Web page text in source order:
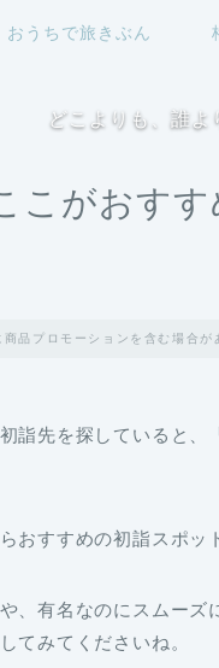
おうちで旅きぶん
どこよりも、誰
こがおす
商品プロモーションを含む場合が
詣先を探していると、
おすすめの初詣スポッ
、有名なのにスムー
てみてくださいね。